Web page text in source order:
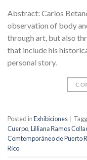
Abstract: Carlos
observation of body
through art, but also
that include his
personal story.
Posted inExhibiciones |
Cuerpo,Lilliana Ramos
Comtemporáneo de Puerto
Rico